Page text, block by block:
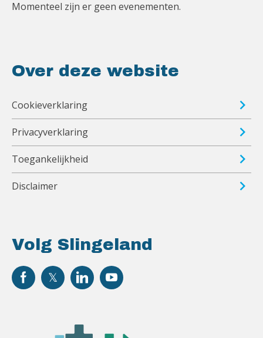
Volg Slingeland
Momenteel zijn er geen evenementen.
Over deze website
Cookieverklaring
Privacyverklaring
Toegankelijkheid
Disclaimer